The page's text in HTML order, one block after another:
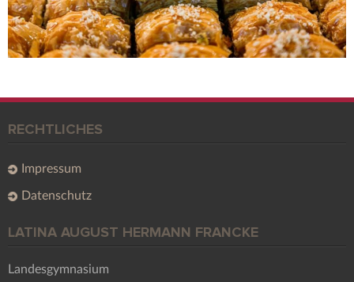
RECHTLICHES
Impressum
Datenschutz
LATINA AUGUST HERMANN FRANCKE
Landesgymnasium